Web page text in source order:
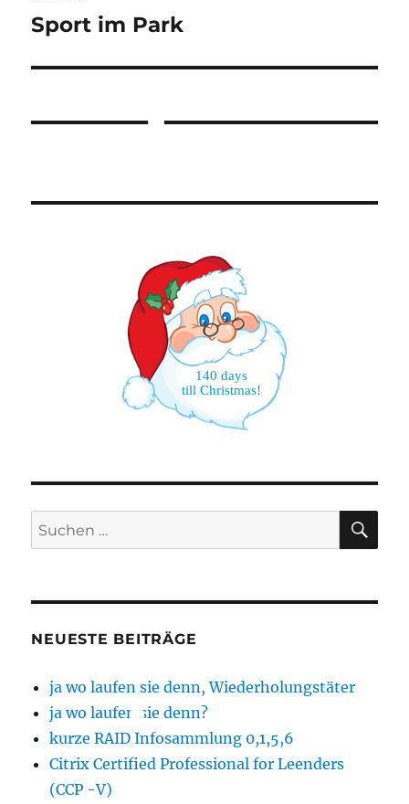
Nächster
Sport im Park
140 days
till Christmas!
Suchen
nach:
NEUESTE BEITRÄGE
ja wo laufen sie denn, Wiederholungstäter
ja wo laufen sie denn?
kurze RAID Infosammlung 0,1,5,6
Citrix Certified Professional for Leenders
(CCP -V)